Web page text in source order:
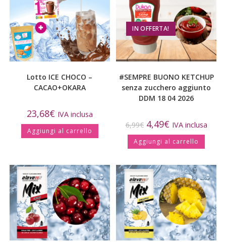
Lotto ICE CHOCO –
CACAO+OKARA
23,68€ IVA inclusa
Aggiungi al carrello
IN OFFERTA!
#SEMPRE BUONO KETCHUP
senza zucchero aggiunto
DDM 18 04 2026
6,99€ 4,49€ IVA inclusa
Aggiungi al carrello